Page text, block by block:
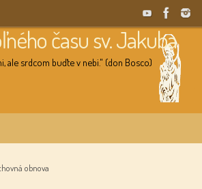
času sv. Jakuba
ale srdcom buďte v nebi." (don Bosco)
obnova